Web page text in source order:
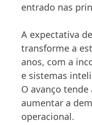
entrado nas
A expectativa
transforme a
anos, com a
e sistemas
O avanço
aumentar a
operacional.